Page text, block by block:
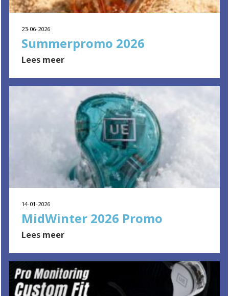
23-06-2026
Summerpromo 2026
Lees meer
14-01-2026
MidWinter 2026 Promo
Lees meer